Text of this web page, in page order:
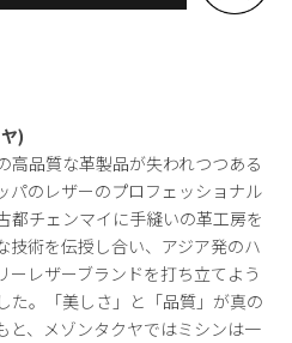
)
高品質な革製品が失われつつある
パのレザーのプロフェッショナル
都チェンマイに手縫いの革工房を
技術を伝授し合い、アジア発のハ
ーレザーブランドを打ち立てよう
た。「美しさ」と「品質」が真の
と、メゾンタクヤではミシンは一